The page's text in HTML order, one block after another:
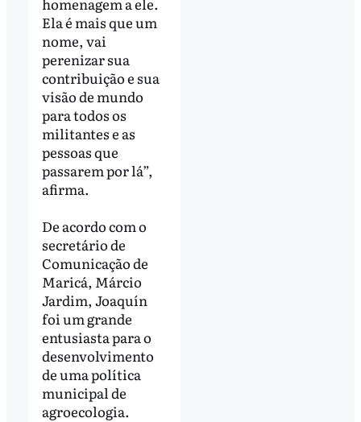
Ela é mais que um
nome, vai
perenizar sua
contribuição e sua
visão de mundo
para todos os
militantes e as
pessoas que
passarem por lá”,
afirma.
De acordo com o
secretário de
Comunicação de
Maricá, Márcio
Jardim, Joaquín
foi um grande
entusiasta para o
desenvolvimento
de uma política
municipal de
agroecologia.